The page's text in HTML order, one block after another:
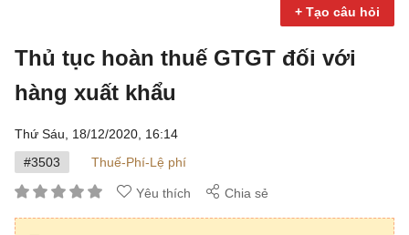
+ Tạo câu hỏi
Thủ tục hoàn thuế GTGT đối với
hàng xuất khẩu
Thứ Sáu, 18/12/2020, 16:14
#3503
Thuế-Phí-Lệ phí
Yêu thích Chia sẻ